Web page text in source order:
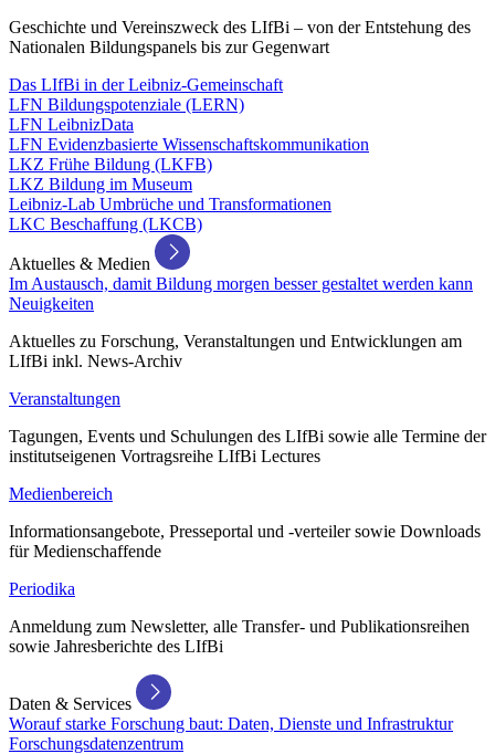
Geschichte und Vereinszweck des LIfBi – von der Entstehung des
Nationalen Bildungspanels bis zur Gegenwart
Das LIfBi in der Leibniz-Gemeinschaft
LFN Bildungspotenziale (LERN)
LFN LeibnizData
LFN Evidenzbasierte Wissenschaftskommunikation
LKZ Frühe Bildung (LKFB)
LKZ Bildung im Museum
Leibniz-Lab Umbrüche und Transformationen
LKC Beschaffung (LKCB)
Aktuelles & Medien
Im Austausch, damit Bildung morgen besser gestaltet werden kann
Neuigkeiten
Aktuelles zu Forschung, Veranstaltungen und Entwicklungen am
LIfBi inkl. News-Archiv
Veranstaltungen
Tagungen, Events und Schulungen des LIfBi sowie alle Termine der
institutseigenen Vortragsreihe LIfBi Lectures
Medienbereich
Informationsangebote, Presseportal und -verteiler sowie Downloads
für Medienschaffende
Periodika
Anmeldung zum Newsletter, alle Transfer- und Publikationsreihen
sowie Jahresberichte des LIfBi
Daten & Services
Worauf starke Forschung baut: Daten, Dienste und Infrastruktur
Forschungsdatenzentrum